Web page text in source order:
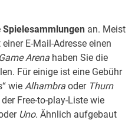
Spielesammlungen an. Meist
E-Mail-Adresse einen
Arena haben Sie die
Für einige ist eine Gebühr
wie Alhambra oder Thurn
Free-to-play-Liste wie
Uno. Ähnlich aufgebaut